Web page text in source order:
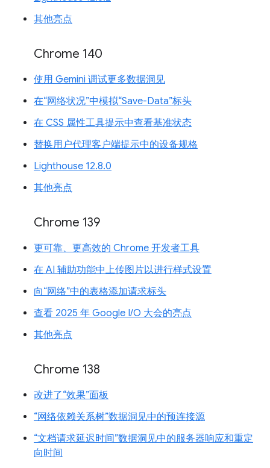
其他亮点
Chrome 140
使用 Gemini 调试更多数据洞见
在“网络状况”中模拟“Save-Data”标头
在 CSS 属性工具提示中查看基准状态
替换用户代理客户端提示中的设备规格
Lighthouse 12.8.0
其他亮点
Chrome 139
更可靠、更高效的 Chrome 开发者工具
在 AI 辅助功能中上传图片以进行样式设置
向“网络”中的表格添加请求标头
查看 2025 年 Google I/O 大会的亮点
其他亮点
Chrome 138
改进了“效果”面板
“网络依赖关系树”数据洞见中的预连接源
“文档请求延迟时间”数据洞见中的服务器响应和重定
向时间